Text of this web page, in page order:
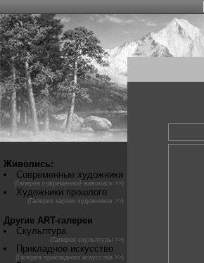
Живопись:
Современные художники
(Галерея современной живописи >>)
Художники прошлого
(Галерея картин художников >>)
Другие ART-галереи
Скульптура
(Галерея скульптуры >>)
Прикладное искусство
(Галерея прикладного искусства >>)